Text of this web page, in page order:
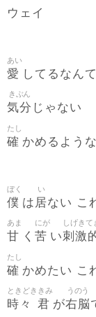
ウェイ
愛
あい
してるなんて
気分
きぶん
じゃない
確
たし
かめるよう
僕
ぼく
は 居
い
ない こ
甘
あま
く 苦
にが
い刺激
しげきて
確
たし
かめたい こ
時々
ときどき
君
きみ
が右脳
うのう